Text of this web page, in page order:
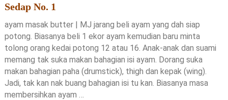
Sedap No. 1
ayam masak butter | MJ jarang beli ayam yang dah siap
potong. Biasanya beli 1 ekor ayam kemudian baru minta
tolong orang kedai potong 12 atau 16. Anak-anak dan suami
memang tak suka makan bahagian isi ayam. Dorang suka
makan bahagian paha (drumstick), thigh dan kepak (wing).
Jadi, tak kan nak buang bahagian isi tu kan. Biasanya masa
membersihkan ayam …